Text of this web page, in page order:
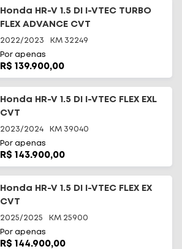
Honda HR-V 1.5 DI I-VTEC TURBO
FLEX ADVANCE CVT
2022/2023 KM 32249
Por apenas
R$ 139.900,00
Honda HR-V 1.5 DI I-VTEC FLEX EXL
CVT
2023/2024 KM 39040
Por apenas
R$ 143.900,00
Honda HR-V 1.5 DI I-VTEC FLEX EX
CVT
2025/2025 KM 25900
Por apenas
R$ 144.900,00